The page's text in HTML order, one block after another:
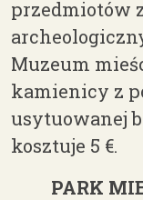
przedmiotów
Muzeum
kamienicy z
usytuowanej
kosztuje 5 €.
PARK